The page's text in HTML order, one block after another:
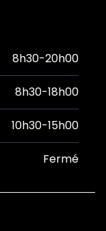
8h30-20h00
8h30-18h00
10h30-15h00
Fermé